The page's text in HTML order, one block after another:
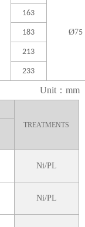
Ø75
163
183
213
233
Unit：mm
TREATMENTS
Ni/PL
Ni/PL